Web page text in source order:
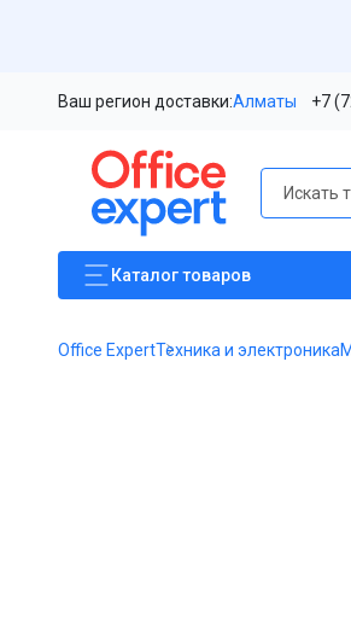
Ваш регион доставки:Алматы +7
Каталогтоваров
Office ExpertТехника и электроника